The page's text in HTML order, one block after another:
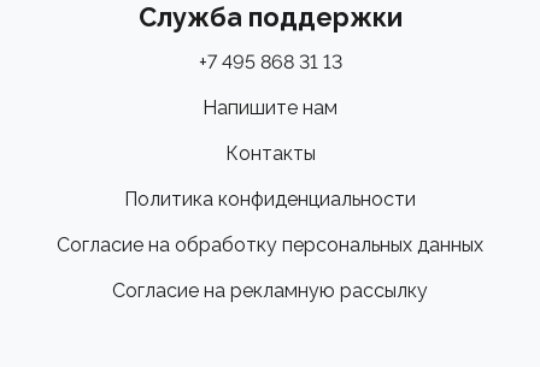
Служба поддержки
+7 495 868 31 13
Напишите нам
Контакты
Политика конфиденциальности
Согласие на обработку персональных данных
Согласие на рекламную рассылку